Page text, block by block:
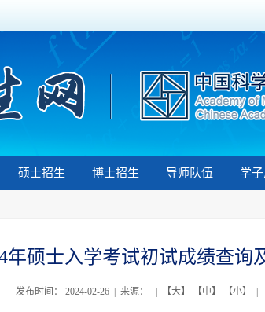
硕士招生 博士招生 导师队伍 学
年硕士入学考试初试成绩查询
发布时间： 2024-02-26 | 来源： | 【大】 【中】 【小】 |